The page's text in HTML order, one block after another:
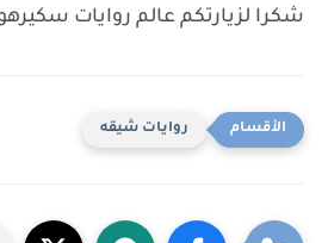
شكرا لزيارتكم عالم روايات
روايات شيقه